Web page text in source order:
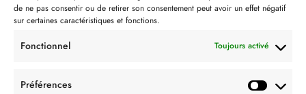
de ne pas consentir ou de retirer son consentement peut avoir un effet négatif
sur certaines caractéristiques et fonctions.
Fonctionnel Toujours activé
Préférences
Partenaire de: